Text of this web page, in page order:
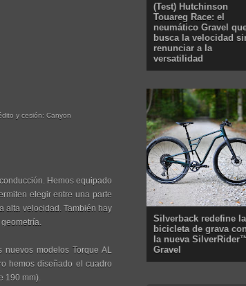
y cesión: Canyon
Hemos equipado
elegir entre una parte
alta velocidad. También hay
modelos Torque AL
hemos diseñado el cuadro
190 mm).
(Test) Hutchinson
Touareg Race: el
neumático Gravel
busca la velocidad
renunciar a la
versatilidad
Silverback redefine la
bicicleta de grava
la nueva
Gravel